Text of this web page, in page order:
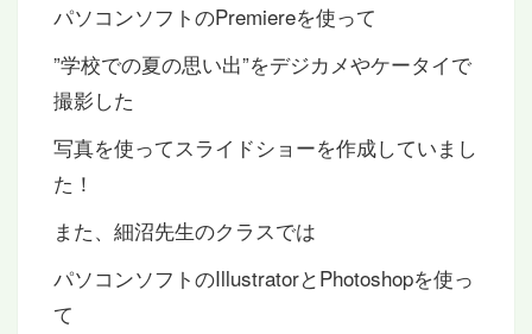
パソコンソフトのPremiereを使って
”学校での夏の思い出”をデジカメやケータイで
撮影した
写真を使ってスライドショーを作成していまし
た！
また、細沼先生のクラスでは
パソコンソフトのIllustratorとPhotoshopを使っ
て